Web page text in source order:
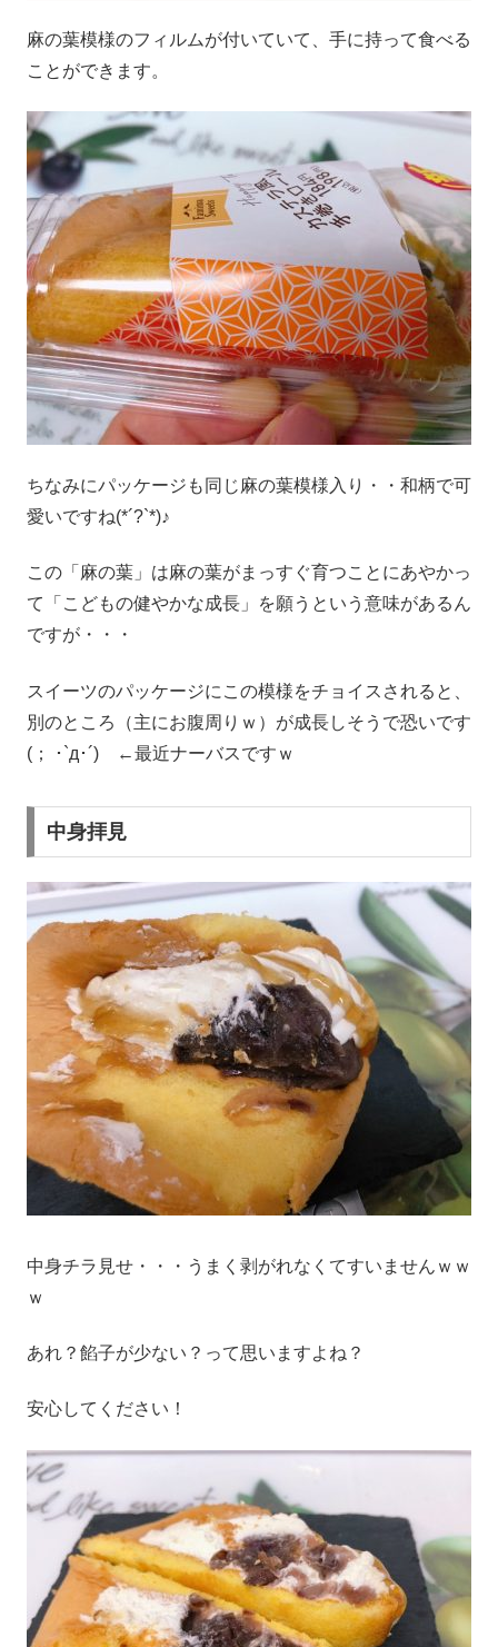
麻の葉模様のフィルムが付いていて、手に持って食べる
ことができます。
ちなみにパッケージも同じ麻の葉模様入り・・和柄で可
愛いですね(*´?`*)♪
この「麻の葉」は麻の葉がまっすぐ育つことにあやかっ
て「こどもの健やかな成長」を願うという意味があるん
ですが・・・
スイーツのパッケージにこの模様をチョイスされると、
別のところ（主にお腹周りｗ）が成長しそうで恐いです
(； ･`д･´) ←最近ナーバスですｗ
中身拝見
中身チラ見せ・・・うまく剥がれなくてすいませんｗｗ
ｗ
あれ？餡子が少ない？って思いますよね？
安心してください！